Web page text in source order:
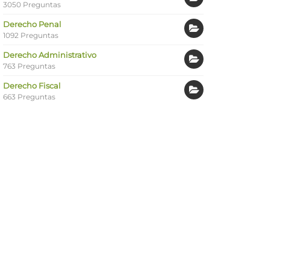
3050 Preguntas
Derecho Penal
1092 Preguntas
Derecho Administrativo
763 Preguntas
Derecho Fiscal
663 Preguntas